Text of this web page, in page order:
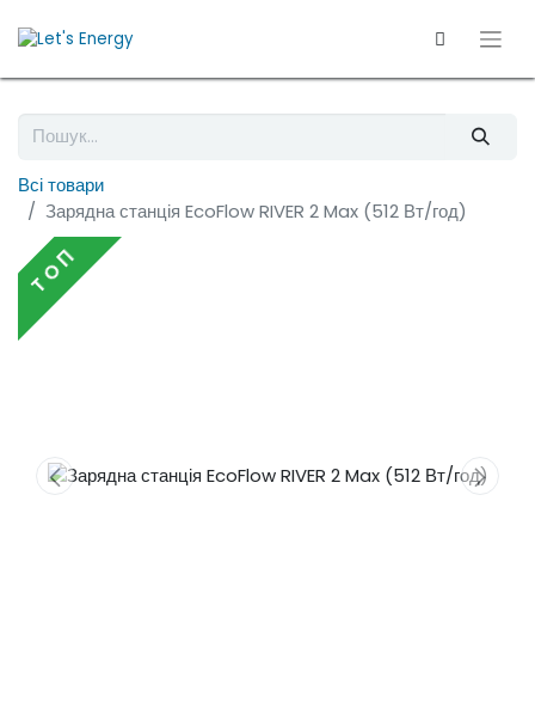
Всі товари
Зарядна станція EcoFlow RIVER 2 Max (512 Вт/год)
T O П